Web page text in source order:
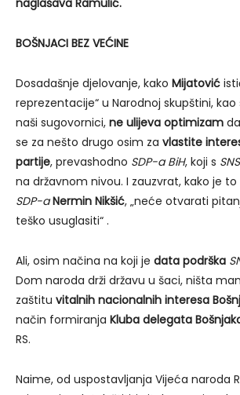
naglašava Ramulić.
BOŠNJACI BEZ VEĆINE
Dosadašnje djelovanje, kako Mijatović
reprezentacije“ u Narodnoj skupštini,
naši sugovornici, ne ulijeva optimizam
se za nešto drugo osim za vlastite
partije, prevashodno SDP-a BiH, koji s
na državnom nivou. I zauzvrat, kako je
SDP-a Nermin Nikšić, „neće otvarati
teško usuglasiti“ .
Ali, osim načina na koji je data podrška
Dom naroda drži državu u šaci, ništa
zaštitu vitalnih nacionalnih interesa
način formiranja Kluba delegata
RS.
Naime, od uspostavljanja Vijeća naroda